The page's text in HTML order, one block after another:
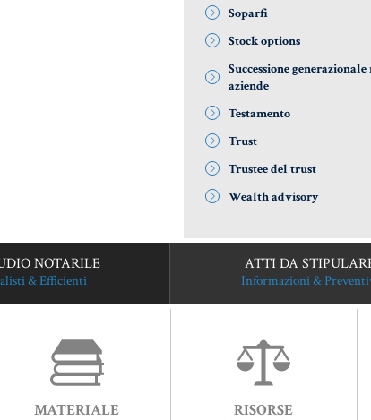
Soparfi
Stock options
Successione
aziende
Testamento
Trust
Trustee del trust
Wealth advisory
NOTARILE
& Efficienti
ATTI DA
Informazioni &
MATERIALE RISORSE